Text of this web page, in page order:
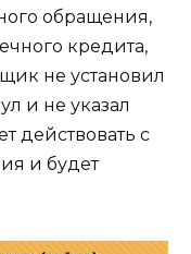
обращения,
кредита,
не установил
и не указал
действовать с
и будет